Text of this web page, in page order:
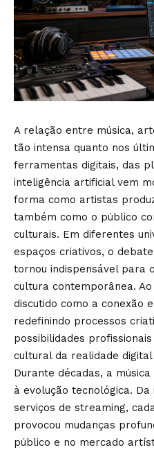
A relação entre música,
tão intensa quanto nos
ferramentas digitais, das
inteligência artificial vem
forma como artistas
também como o público
culturais. Em diferentes
espaços criativos, o
tornou indispensável para
cultura contemporânea.
discutido como a conexão
redefinindo processos
possibilidades
cultural da realidade
Durante décadas, a
à evolução tecnológica.
serviços de streaming,
provocou mudanças
público e no mercado